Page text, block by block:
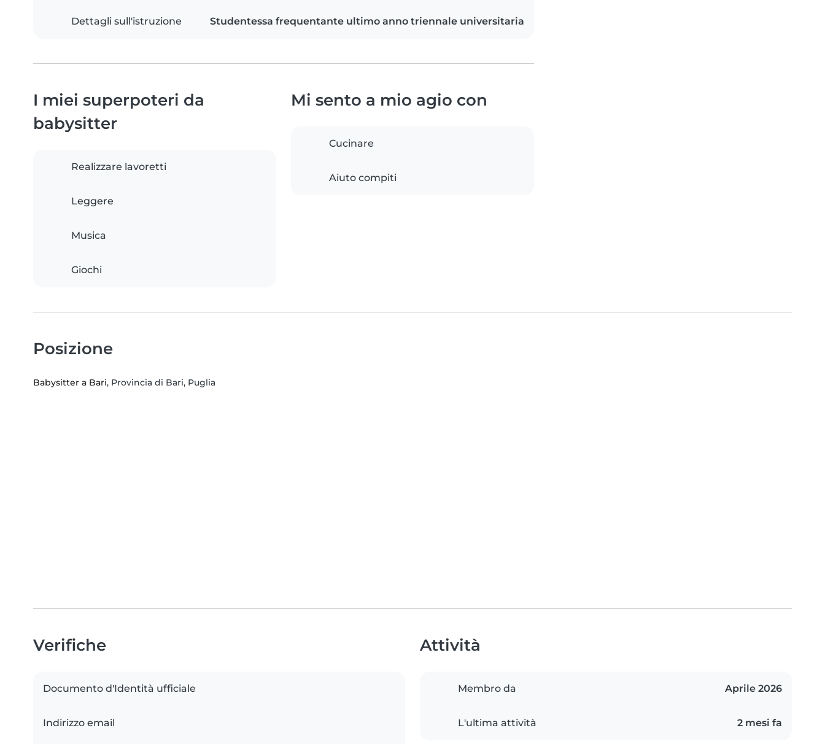
Dettagli sull'istruzione Studentessa frequentante ultimo anno triennale universitaria
I miei superpoteri da
babysitter
Realizzare lavoretti
Leggere
Musica
Giochi
Mi sento a mio agio con
Cucinare
Aiuto compiti
Posizione
Babysitter a Bari, Provincia di Bari, Puglia
Verifiche
Documento d'Identità ufficiale
Indirizzo email
Attività
Membro da Aprile 2026
L'ultima attività 2 mesi fa